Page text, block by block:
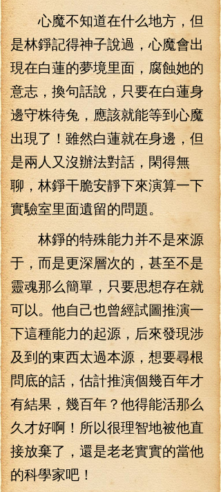
心魔不知道在什么地方，但
是林錚記得神子說過，心魔會出
現在白蓮的夢境里面，腐蝕她的
意志，換句話說，只要在白蓮身
邊守株待兔，應該就能等到心魔
出現了！雖然白蓮就在身邊，但
是兩人又沒辦法對話，閑得無
聊，林錚干脆安靜下來演算一下
實驗室里面遺留的問題。
林錚的特殊能力并不是來源
于，而是更深層次的，甚至不是
靈魂那么簡單，只要思想存在就
可以。他自己也曾經試圖推演一
下這種能力的起源，后來發現涉
及到的東西太過本源，想要尋根
問底的話，估計推演個幾百年才
有結果，幾百年？他得能活那么
久才好啊！所以很理智地被他直
接放棄了，還是老老實實的當他
的科學家吧！